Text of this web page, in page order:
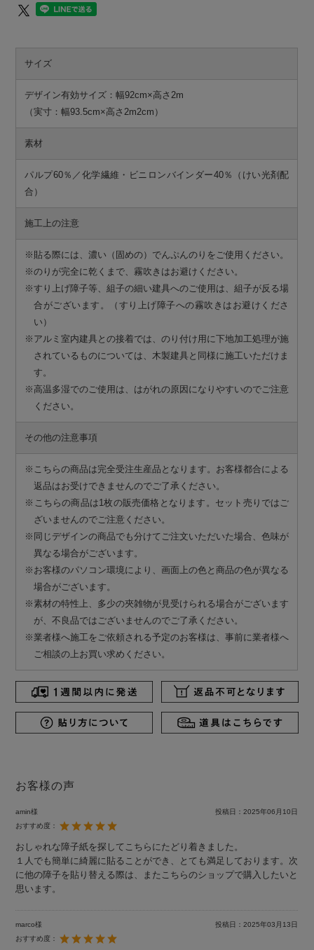
サイズ
デザイン有効サイズ：幅92cm×高さ2m
（実寸：幅93.5cm×高さ2m2cm）
素材
パルプ60％／化学繊維・ビニロンバインダー40％（けい光剤配
合）
施工上の注意
※貼る際には、濃い（固めの）でんぷんのりをご使用ください。
※のりが完全に乾くまで、霧吹きはお避けください。
※すり上げ障子等、組子の細い建具へのご使用は、組子が反る場
合がございます。（すり上げ障子への霧吹きはお避けくださ
い）
※アルミ室内建具との接着では、のり付け用に下地加工処理が施
されているものについては、木製建具と同様に施工いただけま
す。
※高温多湿でのご使用は、はがれの原因になりやすいのでご注意
ください。
その他の注意事項
※こちらの商品は完全受注生産品となります。お客様都合による
返品はお受けできませんのでご了承ください。
※こちらの商品は1枚の販売価格となります。セット売りではご
ざいませんのでご注意ください。
※同じデザインの商品でも分けてご注文いただいた場合、色味が
異なる場合がございます。
※お客様のパソコン環境により、画面上の色と商品の色が異なる
場合がございます。
※素材の特性上、多少の夾雑物が見受けられる場合がございます
が、不良品ではございませんのでご了承ください。
※業者様へ施工をご依頼される予定のお客様は、事前に業者様へ
ご相談の上お買い求めください。
お客様の声
amin様 投稿日：2025年06月10日
おすすめ度：
おしゃれな障子紙を探してこちらにたどり着きました。
１人でも簡単に綺麗に貼ることができ、とても満足しております。次
に他の障子を貼り替える際は、またこちらのショップで購入したいと
思います。
marco様 投稿日：2025年03月13日
おすすめ度：